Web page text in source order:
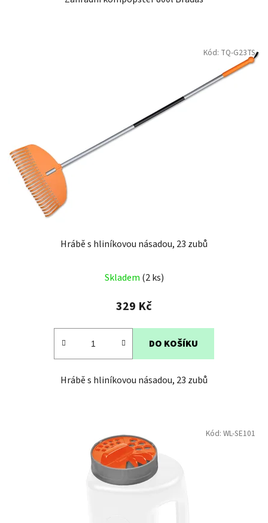
Hrábě s hliníkovou násadou, 23 zubů
Skladem (2 ks)
329 Kč
DO KOŠÍKU
Hrábě s hliníkovou násadou, 23 zubů
Kód: TQ-G23TS
Kód: WL-SE101